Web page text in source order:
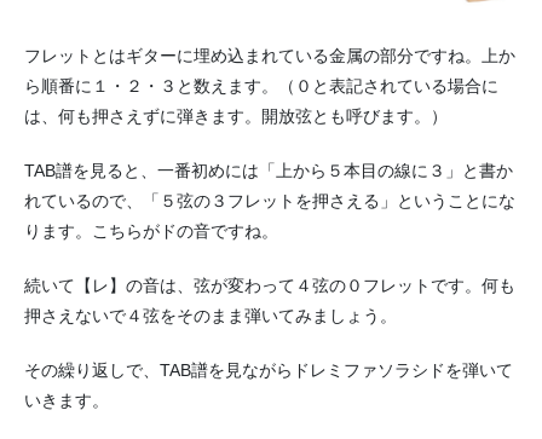
フレットとはギターに埋め込まれている金属の部分ですね。上か
ら順番に１・２・３と数えます。（０と表記されている場合に
は、何も押さえずに弾きます。開放弦とも呼びます。）
TAB譜を見ると、一番初めには「上から５本目の線に３」と書か
れているので、「５弦の３フレットを押さえる」ということにな
ります。こちらがドの音ですね。
続いて【レ】の音は、弦が変わって４弦の０フレットです。何も
押さえないで４弦をそのまま弾いてみましょう。
その繰り返しで、TAB譜を見ながらドレミファソラシドを弾いて
いきます。